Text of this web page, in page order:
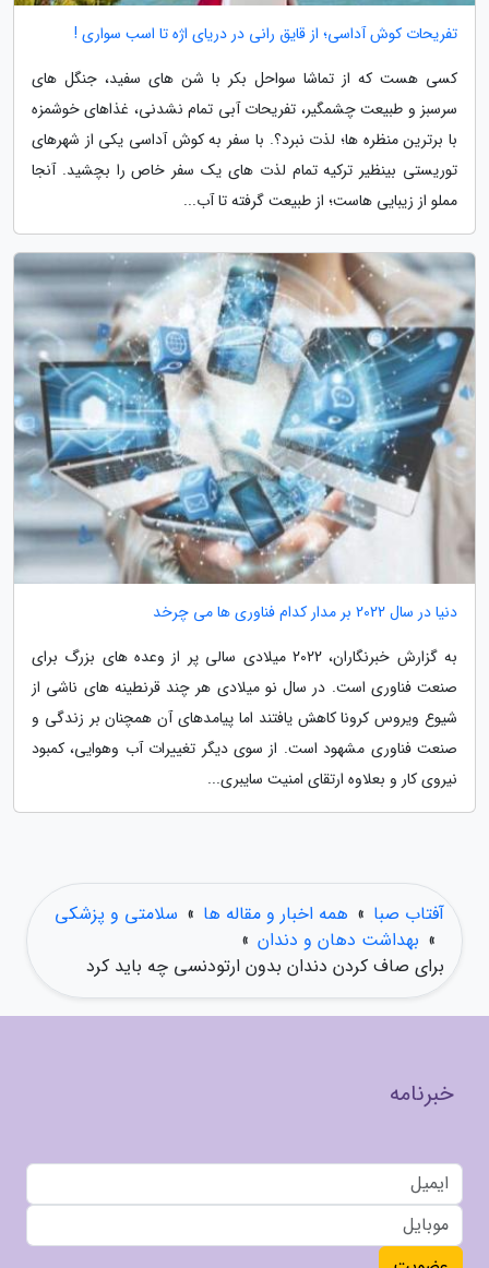
تفریحات کوش آداسی؛ از قایق رانی در دریای اژه تا اسب سواری !
کسی هست که از تماشا سواحل بکر با شن های سفید، جنگل های
سرسبز و طبیعت چشمگیر، تفریحات آبی تمام نشدنی، غذاهای خوشمزه
با برترین منظره ها؛ لذت نبرد؟. با سفر به کوش آداسی یکی از شهرهای
توریستی بینظیر ترکیه تمام لذت های یک سفر خاص را بچشید. آنجا
مملو از زیبایی هاست؛ از طبیعت گرفته تا آب...
دنیا در سال 2022 بر مدار کدام فناوری ها می چرخد
به گزارش خبرنگاران، 2022 میلادی سالی پر از وعده های بزرگ برای
صنعت فناوری است. در سال نو میلادی هر چند قرنطینه های ناشی از
شیوع ویروس کرونا کاهش یافتند اما پیامدهای آن همچنان بر زندگی و
صنعت فناوری مشهود است. از سوی دیگر تغییرات آب وهوایی، کمبود
نیروی کار و بعلاوه ارتقای امنیت سایبری...
آفتاب صبا » همه اخبار و مقاله ها » سلامتی و پزشکی
» بهداشت دهان و دندان »
برای صاف کردن دندان بدون ارتودنسی چه باید کرد
خبرنامه